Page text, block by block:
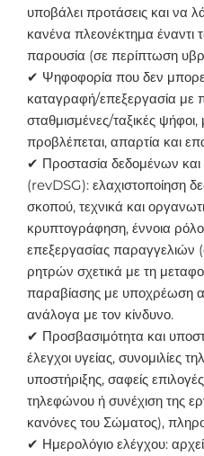
υποβάλει προτάσεις και να
κανένα πλεονέκτημα
παρουσία (σε περίπτωση
✔ Ψηφοφορία που δεν
καταγραφή/επεξεργασία με
σταθμισμένες/ταξικές
προβλέπεται, απαρτία και
✔ Προστασία δεδομένων και
(revDSG): ελαχιστοποίηση
σκοπού, τεχνικά και
κρυπτογράφηση, έννοια
επεξεργασίας
ρητρών σχετικά με τη
παραβίασης με υποχρέωση
ανάλογα με τον κίνδυνο.
✔ Προσβασιμότητα και
έλεγχοι υγείας, συνομιλίες
υποστήριξης, σαφείς
τηλεφώνου ή συνέχιση της
κανόνες του Σώματος),
✔ Ημερολόγιο ελέγχου: